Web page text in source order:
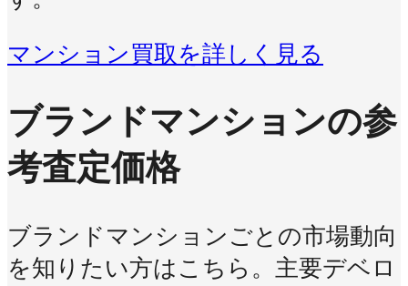
マンション買取を詳しく見る
ブランドマンションの参
考査定価格
ブランドマンションごとの市場動向
を知りたい方はこちら。主要デベロ